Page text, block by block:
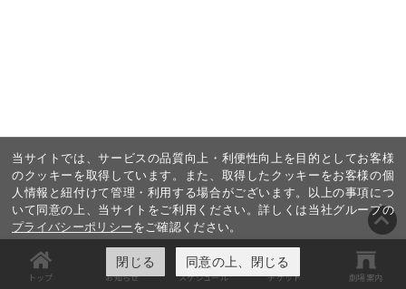
トップ お知らせ スケジュール チケット 劇場案内
当サイトでは、サービスの品質向上・利便性向上を目的としてお客様
のクッキーを取得しています。また、取得したクッキーをお客様の個
人情報と紐付けて管理・利用する場合がございます。以上の事項につ
いて同意の上、当サイトをご利用ください。詳しくは当社グループの
プライバシーポリシーをご確認ください。
閉じる 同意の上、閉じる